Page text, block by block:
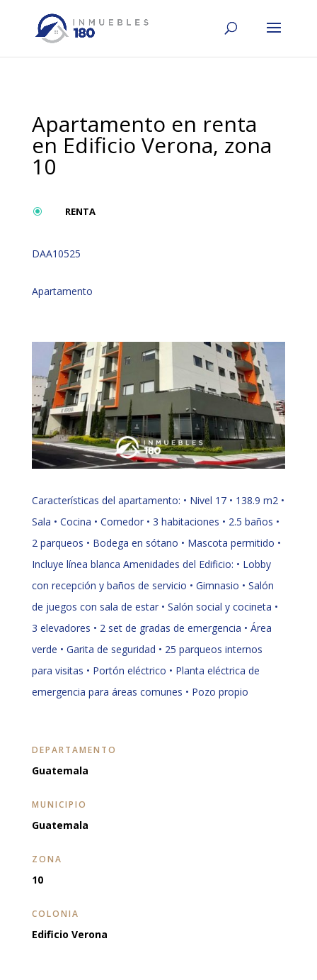
Apartamento en renta
en Edificio Verona, zona
10
\ RENTA
DAA10525
Apartamento
Características del apartamento: • Nivel 17 • 138.9 m2 •
Sala • Cocina • Comedor • 3 habitaciones • 2.5 baños •
2 parqueos • Bodega en sótano • Mascota permitido •
Incluye línea blanca Amenidades del Edificio: • Lobby
con recepción y baños de servicio • Gimnasio • Salón
de juegos con sala de estar • Salón social y cocineta •
3 elevadores • 2 set de gradas de emergencia • Área
verde • Garita de seguridad • 25 parqueos internos
para visitas • Portón eléctrico • Planta eléctrica de
emergencia para áreas comunes • Pozo propio
DEPARTAMENTO
Guatemala
MUNICIPIO
Guatemala
ZONA
10
COLONIA
Edificio Verona